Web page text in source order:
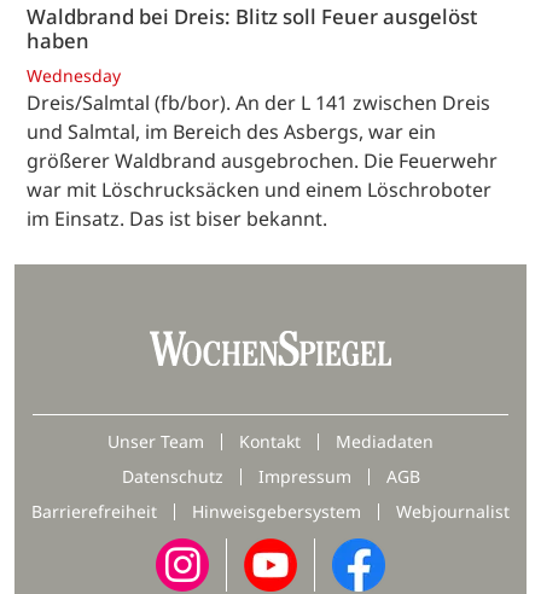
Waldbrand bei Dreis: Blitz soll Feuer ausgelöst
haben
Wednesday
Dreis/Salmtal (fb/bor). An der L 141 zwischen Dreis
und Salmtal, im Bereich des Asbergs, war ein
größerer Waldbrand ausgebrochen. Die Feuerwehr
war mit Löschrucksäcken und einem Löschroboter
im Einsatz. Das ist biser bekannt.
Unser Team Kontakt
Mediadaten
Datenschutz
Impressum
AGB
Barrierefreiheit
Hinweisgebersystem Webjournalist